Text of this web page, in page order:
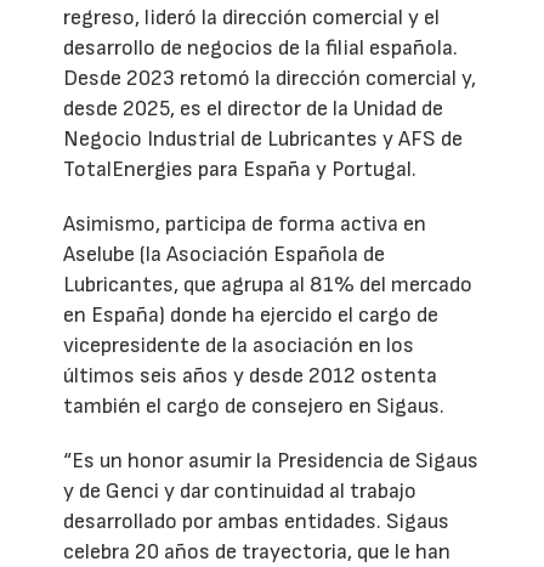
regreso, lideró la dirección comercial y el
desarrollo de negocios de la filial española.
Desde 2023 retomó la dirección comercial y,
desde 2025, es el director de la Unidad de
Negocio Industrial de Lubricantes y AFS de
TotalEnergies para España y Portugal.
Asimismo, participa de forma activa en
Aselube (la Asociación Española de
Lubricantes, que agrupa al 81% del mercado
en España) donde ha ejercido el cargo de
vicepresidente de la asociación en los
últimos seis años y desde 2012 ostenta
también el cargo de consejero en Sigaus.
“Es un honor asumir la Presidencia de Sigaus
y de Genci y dar continuidad al trabajo
desarrollado por ambas entidades. Sigaus
celebra 20 años de trayectoria, que le han